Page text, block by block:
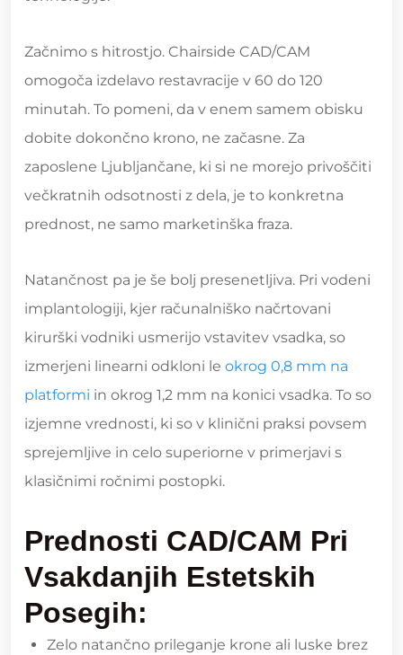
Začnimo s hitrostjo. Chairside CAD/CAM
omogoča izdelavo restavracije v 60 do 120
minutah. To pomeni, da v enem samem obisku
dobite dokončno krono, ne začasne. Za
zaposlene Ljubljančane, ki si ne morejo privoščiti
večkratnih odsotnosti z dela, je to konkretna
prednost, ne samo marketinška fraza.
Natančnost pa je še bolj presenetljiva. Pri vodeni
implantologiji, kjer računalniško načrtovani
kirurški vodniki usmerijo vstavitev vsadka, so
izmerjeni linearni odkloni le okrog 0,8 mm na
platformi in okrog 1,2 mm na konici vsadka. To so
izjemne vrednosti, ki so v klinični praksi povsem
sprejemljive in celo superiorne v primerjavi s
klasičnimi ročnimi postopki.
Prednosti CAD/CAM Pri
Vsakdanjih Estetskih
Posegih:
Zelo natančno prileganje krone ali luske brez